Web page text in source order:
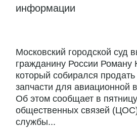
информации
Московский городской суд
гражданину России Роману
который собирался
запчасти для авиационной
Об этом сообщает в
общественных связей
службы...